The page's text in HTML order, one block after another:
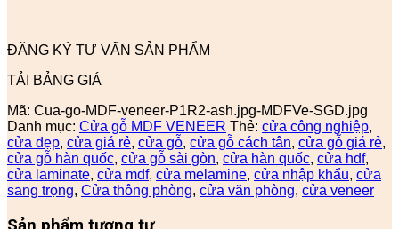
ĐĂNG KÝ TƯ VẤN SẢN PHẨM
TẢI BẢNG GIÁ
Mã: Cua-go-MDF-veneer-P1R2-ash.jpg-MDFVe-SGD.jpg
Danh mục: Cửa gỗ MDF VENEER Thẻ: cửa công nghiệp,
cửa đẹp, cửa giá rẻ, cửa gỗ, cửa gỗ cách tân, cửa gỗ giá rẻ,
cửa gỗ hàn quốc, cửa gỗ sài gòn, cửa hàn quốc, cửa hdf,
cửa laminate, cửa mdf, cửa melamine, cửa nhập khẩu, cửa
sang trọng, Cửa thông phòng, cửa văn phòng, cửa veneer
Sản phẩm tương tự